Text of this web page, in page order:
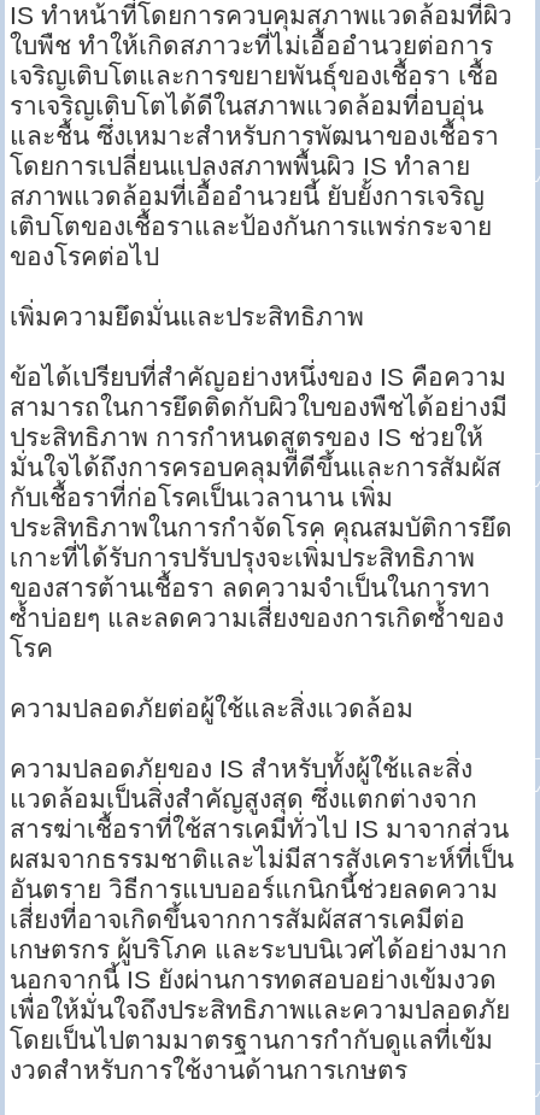
IS ทำหน้าที่โดยการควบคุมสภาพแวดล้อมที่ผิว
ใบพืช ทำให้เกิดสภาวะที่ไม่เอื้ออำนวยต่อการ
เจริญเติบโตและการขยายพันธุ์ของเชื้อรา เชื้อ
ราเจริญเติบโตได้ดีในสภาพแวดล้อมที่อบอุ่น
และชื้น ซึ่งเหมาะสำหรับการพัฒนาของเชื้อรา
โดยการเปลี่ยนแปลงสภาพพื้นผิว IS ทำลาย
สภาพแวดล้อมที่เอื้ออำนวยนี้ ยับยั้งการเจริญ
เติบโตของเชื้อราและป้องกันการแพร่กระจาย
ของโรคต่อไป
เพิ่มความยึดมั่นและประสิทธิภาพ
ข้อได้เปรียบที่สำคัญอย่างหนึ่งของ IS คือความ
สามารถในการยึดติดกับผิวใบของพืชได้อย่างมี
ประสิทธิภาพ การกำหนดสูตรของ IS ช่วยให้
มั่นใจได้ถึงการครอบคลุมที่ดีขึ้นและการสัมผัส
กับเชื้อราที่ก่อโรคเป็นเวลานาน เพิ่ม
ประสิทธิภาพในการกำจัดโรค คุณสมบัติการยึด
เกาะที่ได้รับการปรับปรุงจะเพิ่มประสิทธิภาพ
ของสารต้านเชื้อรา ลดความจำเป็นในการทา
ซ้ำบ่อยๆ และลดความเสี่ยงของการเกิดซ้ำของ
โรค
ความปลอดภัยต่อผู้ใช้และสิ่งแวดล้อม
ความปลอดภัยของ IS สำหรับทั้งผู้ใช้และสิ่ง
แวดล้อมเป็นสิ่งสำคัญสูงสุด ซึ่งแตกต่างจาก
สารฆ่าเชื้อราที่ใช้สารเคมีทั่วไป IS มาจากส่วน
ผสมจากธรรมชาติและไม่มีสารสังเคราะห์ที่เป็น
อันตราย วิธีการแบบออร์แกนิกนี้ช่วยลดความ
เสี่ยงที่อาจเกิดขึ้นจากการสัมผัสสารเคมีต่อ
เกษตรกร ผู้บริโภค และระบบนิเวศได้อย่างมาก
นอกจากนี้ IS ยังผ่านการทดสอบอย่างเข้มงวด
เพื่อให้มั่นใจถึงประสิทธิภาพและความปลอดภัย
โดยเป็นไปตามมาตรฐานการกำกับดูแลที่เข้ม
งวดสำหรับการใช้งานด้านการเกษตร